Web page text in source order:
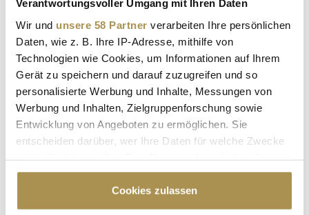
Verantwortungsvoller Umgang mit Ihren Daten
Wir und unsere 58 Partner verarbeiten Ihre persönlichen
Daten, wie z. B. Ihre IP-Adresse, mithilfe von
Technologien wie Cookies, um Informationen auf Ihrem
Gerät zu speichern und darauf zuzugreifen und so
personalisierte Werbung und Inhalte, Messungen von
Werbung und Inhalten, Zielgruppenforschung sowie
Entwicklung von Angeboten zu ermöglichen. Sie
entscheiden darüber, wer Ihre Daten für welche Zwecke
Cookie-Erklärung oder durch Klicken auf das Privacy
Trigger Symbol ändern oder widerrufen
Cookies zulassen